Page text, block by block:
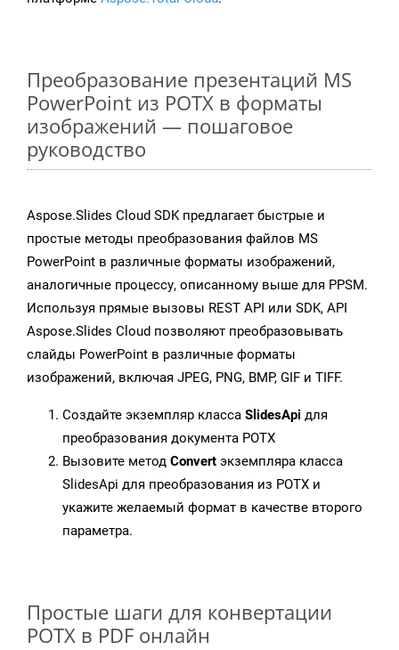
Преобразование презентаций MS
PowerPoint из POTX в форматы
изображений — пошаговое
руководство
Aspose.Slides Cloud SDK предлагает быстрые и
простые методы преобразования файлов MS
PowerPoint в различные форматы изображений,
аналогичные процессу, описанному выше для PPSM.
Используя прямые вызовы REST API или SDK, API
Aspose.Slides Cloud позволяют преобразовывать
слайды PowerPoint в различные форматы
изображений, включая JPEG, PNG, BMP, GIF и TIFF.
Создайте экземпляр класса SlidesApi для
преобразования документа POTX
Вызовите метод Convert экземпляра класса
SlidesApi для преобразования из POTX и
укажите желаемый формат в качестве второго
параметра.
Простые шаги для конвертации
POTX в PDF онлайн